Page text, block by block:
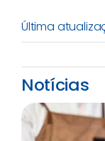
Última
Notícias